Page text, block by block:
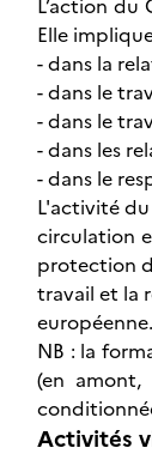
L’action du
Elle
- dans la
- dans le
- dans le
- dans les
- dans le
L'activité
circulation
protection
travail et la
européenne.
NB : la
(en amont,
Activités